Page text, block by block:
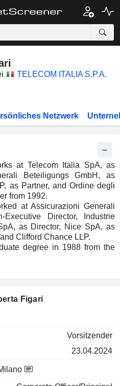
TELECOM ITALIA S.P.A.
Netzwerk
at Telecom Italia SpA, as
Beteiligungs GmbH, as
as Partner, and Ordine degli
from 1992.
at Assicurazioni Generali
Director, Industrie
as Director, Nice SpA, as
Clifford Chance LLP.
degree in 1988 from the
Figari
Vorsitzender
23.04.2024